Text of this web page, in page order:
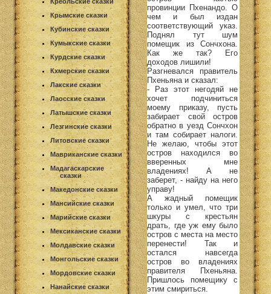
Крымские сказки
Кубинские сказки
Кумыкские сказки
Курдские сказки
Кхмерские сказки
Лакские сказки
Лаосские сказки
Латышские сказки
Лезгинские сказки
Литовские сказки
Мавриканские сказки
Мадагаскарские
сказки
Македонские сказки
Мансийские сказки
Марийские сказки
Мексиканские сказки
Молдавские сказки
Монгольские сказки
Мордовские сказки
Нанайские сказки
провинции Пхенандо. О
чем и был издан
соответствующий указ.
Поднял тут шум
помещик из Сончхона.
Как же так? Его
доходов лишили!
Разгневался правитель
Пхеньяна и сказал:
- Раз этот негодяй не
хочет подчиниться
моему приказу, пусть
забирает свой остров
обратно в уезд Сончхон
и там собирает налоги.
Не желаю, чтобы этот
остров находился во
вверенных мне
владениях! А не
заберет, - найду на него
управу!
А жадный помещик
только и умел, что три
шкуры с крестьян
драть, где уж ему было
остров с места на место
перенести! Так и
остался навсегда
остров во владениях
правителя Пхеньяна.
Пришлось помещику с
этим смириться.